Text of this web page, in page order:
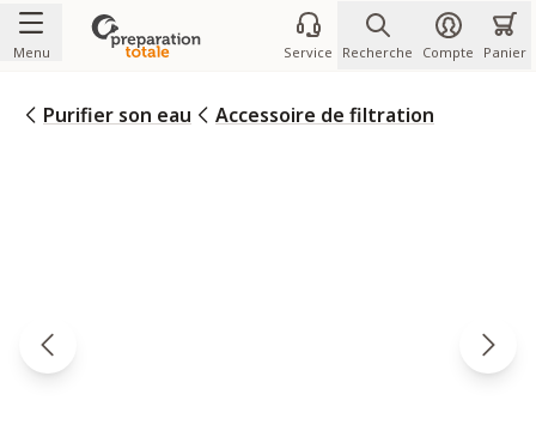
Allez au contenu
Menu Service Recherche Compte Panier
Purifier son eau Accessoire de filtration